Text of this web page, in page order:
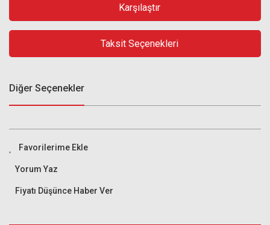
Karşılaştır
Taksit Seçenekleri
Diğer Seçenekler
Yorum Yaz
Fiyatı Düşünce Haber Ver